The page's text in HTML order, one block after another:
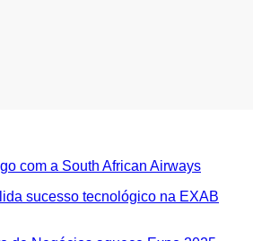
com a South African Airways
sucesso tecnológico na EXAB